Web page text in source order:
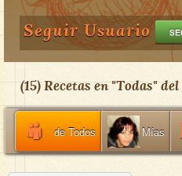
Seguir Usuario
(15) Recetas en "Todas" del
de Todos Mías